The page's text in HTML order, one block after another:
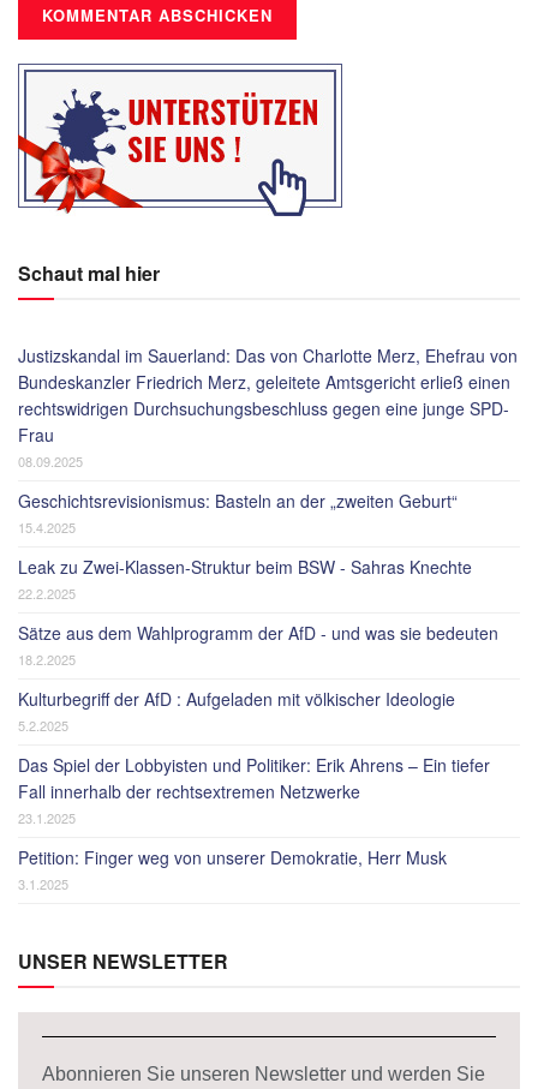
Schaut mal hier
Justizskandal im Sauerland: Das von Charlotte Merz, Ehefrau von
Bundeskanzler Friedrich Merz, geleitete Amtsgericht erließ einen
rechtswidrigen Durchsuchungsbeschluss gegen eine junge SPD-
Frau
08.09.2025
Geschichtsrevisionismus: Basteln an der „zweiten Geburt“
15.4.2025
Leak zu Zwei-Klassen-Struktur beim BSW - Sahras Knechte
22.2.2025
Sätze aus dem Wahlprogramm der AfD - und was sie bedeuten
18.2.2025
Kulturbegriff der AfD : Aufgeladen mit völkischer Ideologie
5.2.2025
Das Spiel der Lobbyisten und Politiker: Erik Ahrens – Ein tiefer
Fall innerhalb der rechtsextremen Netzwerke
23.1.2025
Petition: Finger weg von unserer Demokratie, Herr Musk
3.1.2025
UNSER NEWSLETTER
Abonnieren Sie unseren Newsletter und werden Sie